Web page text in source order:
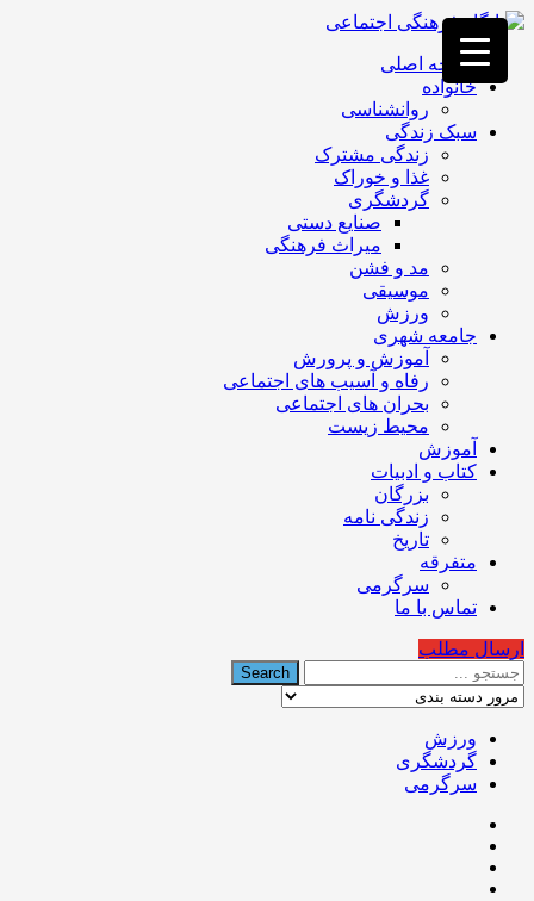
فصد
خون
غرب
تهران
خشکشویی
تصفیه
تهران
صفحه اصلی
خانواده
روانشناسی
سبک زندگی
زندگی مشترک
غذا و خوراک
گردشگری
صنایع دستی
میراث فرهنگی
مد و فشن
موسیقی
ورزش
جامعه شهری
آموزش و پرورش
رفاه و آسیب های اجتماعی
بحران های اجتماعی
محیط زیست
آموزش
کتاب و ادبیات
بزرگان
زندگی نامه
تاریخ
متفرقه
سرگرمی
تماس با ما
ارسال مطلب
ورزش
گردشگری
سرگرمی